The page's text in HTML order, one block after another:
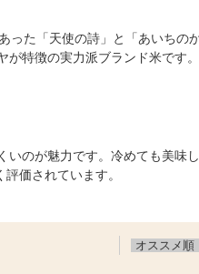
た「天使の詩」と「あいちの
特徴の実力派ブランド米です。
のが魅力です。冷めても美味
価されています。
オススメ順